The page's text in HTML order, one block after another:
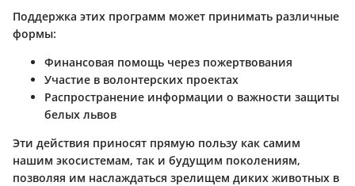
Поддержка этих программ может принимать различные
формы:
Финансовая помощь через пожертвования
Участие в волонтерских проектах
Распространение информации о важности защиты
белых львов
Эти действия приносят прямую пользу как самим
нашим экосистемам, так и будущим поколениям,
позволяя им наслаждаться зрелищем диких животных в